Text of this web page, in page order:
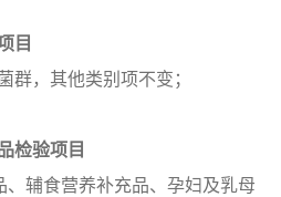
目
群，其他类别项不变；
检验项目
、辅食营养补充品、孕妇及乳母